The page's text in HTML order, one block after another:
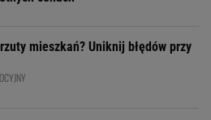
mieszkań? Uniknij błędów przy